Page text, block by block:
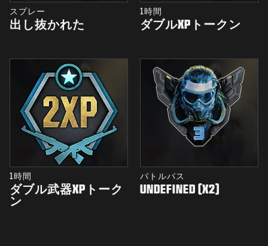
スプレー
出し抜かれた
1時間
ダブルXPトークン
1時間
ダブル武器XPトーク
ン
バトルパス
UNDEFINED (X2)